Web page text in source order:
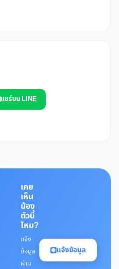
แชร์บน LINE
เคย
เห็น
น้อง
ตัวนี้
ไหม?
แจ้ง
ข้อมูล
ผ่าน
แจ้งข้อมูล